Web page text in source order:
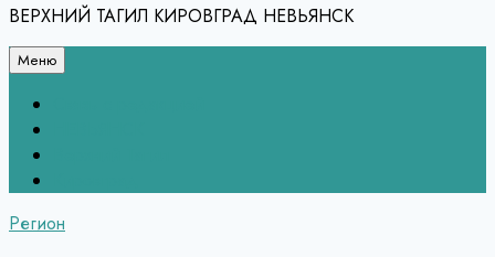
ВЕРХНИЙ ТАГИЛ КИРОВГРАД НЕВЬЯНСК
Меню
Регион